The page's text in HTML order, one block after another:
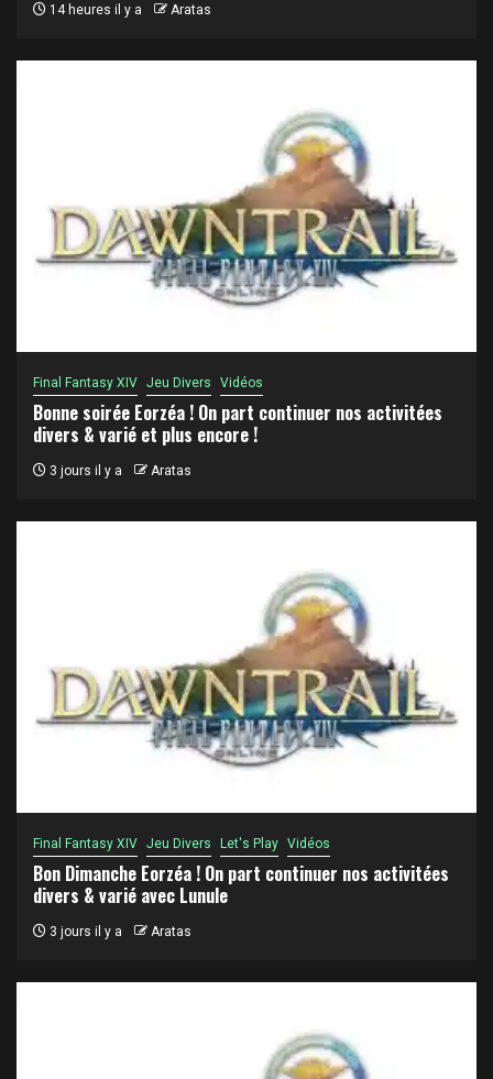
14 heures il y a Aratas
Final Fantasy XIV Jeu Divers Vidéos
Bonne soirée Eorzéa ! On part continuer nos activitées
divers & varié et plus encore !
3 jours il y a Aratas
Final Fantasy XIV Jeu Divers Let's Play Vidéos
Bon Dimanche Eorzéa ! On part continuer nos activitées
divers & varié avec Lunule
3 jours il y a Aratas